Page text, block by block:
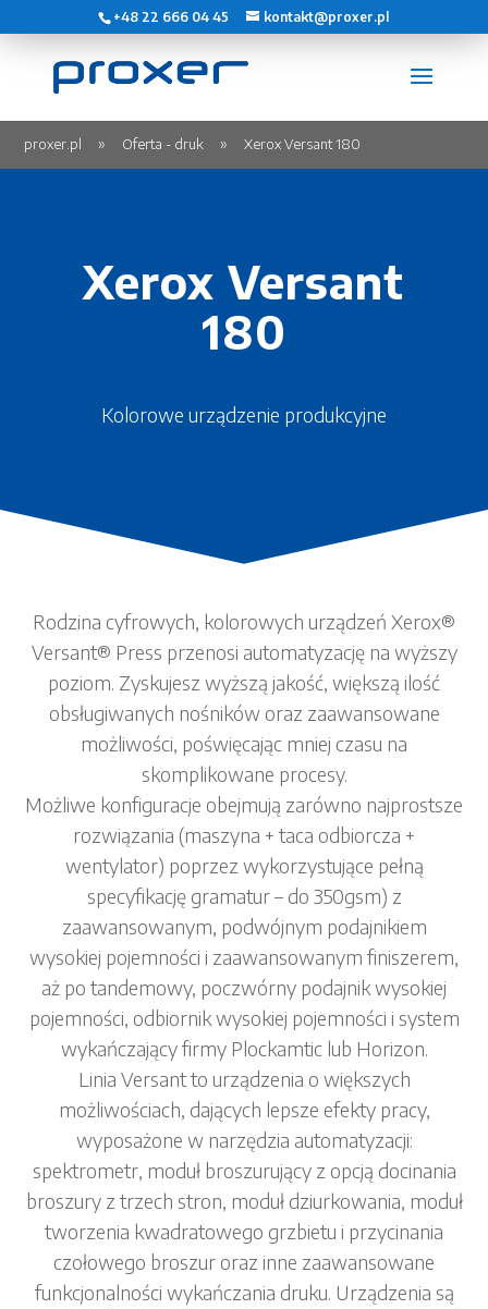
+48 22 666 04 45 kontakt@proxer.pl
proxer.pl Oferta - druk Xerox Versant 180
Xerox Versant
180
Kolorowe urządzenie produkcyjne
Rodzina cyfrowych, kolorowych urządzeń Xerox®
Versant® Press przenosi automatyzację na wyższy
poziom. Zyskujesz wyższą jakość, większą ilość
obsługiwanych nośników oraz zaawansowane
możliwości, poświęcając mniej czasu na
skomplikowane procesy.
Możliwe konfiguracje obejmują zarówno najprostsze
rozwiązania (maszyna + taca odbiorcza +
wentylator) poprzez wykorzystujące pełną
specyfikację gramatur – do 350gsm) z
zaawansowanym, podwójnym podajnikiem
wysokiej pojemności i zaawansowanym finiszerem,
aż po tandemowy, poczwórny podajnik wysokiej
pojemności, odbiornik wysokiej pojemności i system
wykańczający firmy Plockamtic lub Horizon.
Linia Versant to urządzenia o większych
możliwościach, dających lepsze efekty pracy,
wyposażone w narzędzia automatyzacji:
spektrometr, moduł broszurujący z opcją docinania
broszury z trzech stron, moduł dziurkowania, moduł
tworzenia kwadratowego grzbietu i przycinania
czołowego broszur oraz inne zaawansowane
funkcjonalności wykańczania druku. Urządzenia są